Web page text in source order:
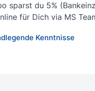
sparst du 5%
für Dich via MS
Kenntnisse